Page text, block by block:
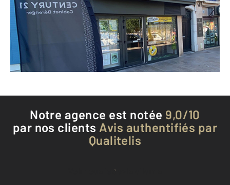
LA CIOTAT - 13600
Envoyer un message
Téléphoner à l'agence
Notre agence est notée 9,0/10
par nos clients Avis authentifiés par
Qualitelis
Voir tous les avis clients